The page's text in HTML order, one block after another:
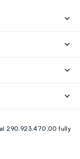
290.923.470,00 fully